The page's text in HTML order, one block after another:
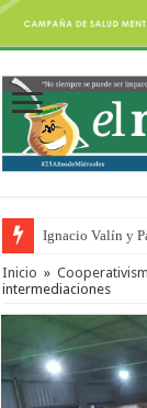
Ignacio Valín y
Inicio »
intermediaciones